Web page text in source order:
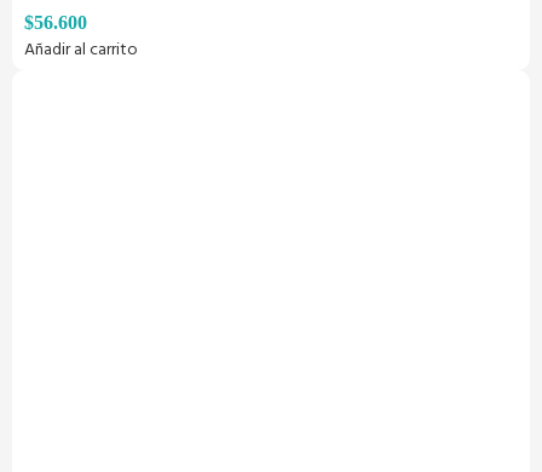
$56.600
Añadir al carrito